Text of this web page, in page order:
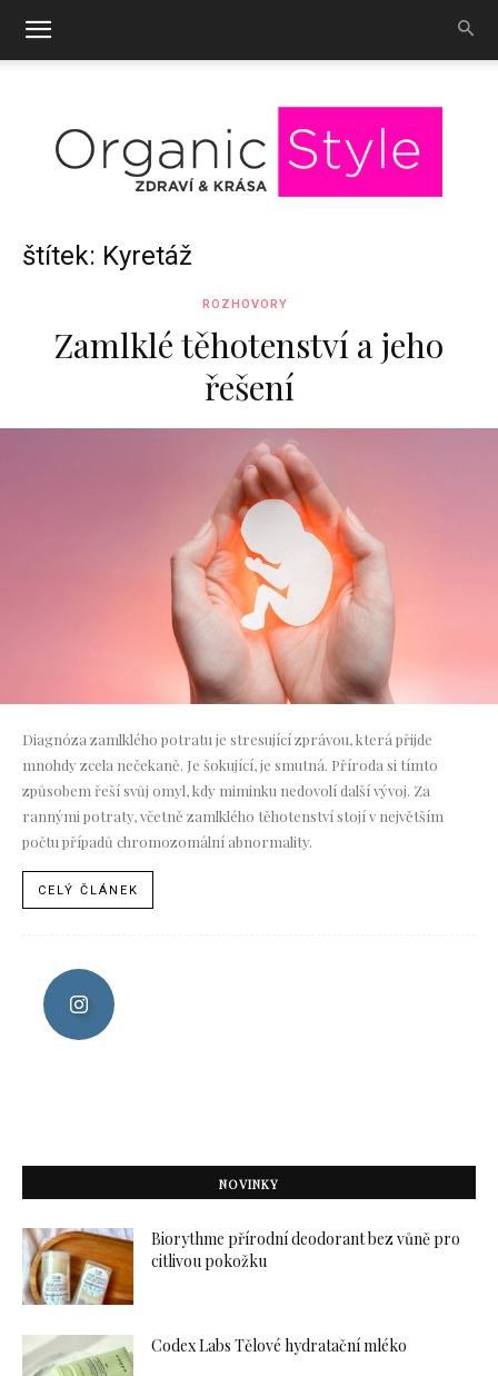
štítek: Kyretáž
ROZHOVORY
Zamlklé těhotenství a jeho
řešení
Diagnóza zamlklého potratu je stresující zprávou, která přijde
mnohdy zcela nečekaně. Je šokující, je smutná. Příroda si tímto
způsobem řeší svůj omyl, kdy miminku nedovolí další vývoj. Za
rannými potraty, včetně zamlklého těhotenství stojí v největším
počtu případů chromozomální abnormality.
CELÝ ČLÁNEK
NOVINKY
Biorythme přírodní deodorant bez vůně pro
citlivou pokožku
Codex Labs Tělové hydratační mléko